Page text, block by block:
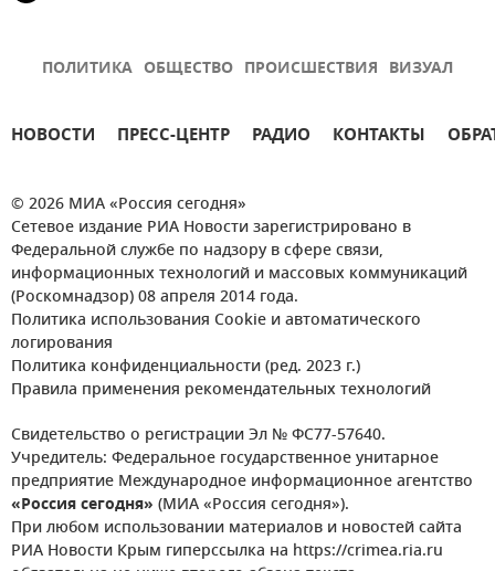
ПОЛИТИКА ОБЩЕСТВО ПРОИСШЕСТВИЯ ВИЗУАЛ
НОВОСТИ ПРЕСС-ЦЕНТР РАДИО КОНТАКТЫ
© 2026 МИА «Россия сегодня»
Сетевое издание РИА Новости зарегистрировано в
Федеральной службе по надзору в сфере связи,
информационных технологий и массовых коммуникаций
(Роскомнадзор) 08 апреля 2014 года.
Политика использования Cookie и автоматического
логирования
Политика конфиденциальности (ред. 2023 г.)
Правила применения рекомендательных технологий
Свидетельство о регистрации Эл № ФС77-57640.
Учредитель: Федеральное государственное унитарное
предприятие Международное информационное агентство
«Россия сегодня» (МИА «Россия сегодня»).
При любом использовании материалов и новостей сайта
РИА Новости Крым гиперссылка на https://crimea.ria.ru